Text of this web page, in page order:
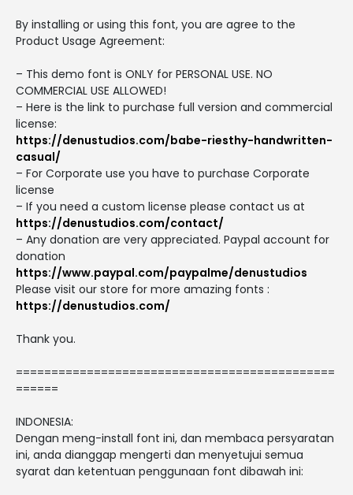
By installing or using this font, you are agree to the
Product Usage Agreement:
– This demo font is ONLY for PERSONAL USE. NO
COMMERCIAL USE ALLOWED!
– Here is the link to purchase full version and commercial
license:
https://denustudios.com/babe-riesthy-handwritten-
casual/
– For Corporate use you have to purchase Corporate
license
– If you need a custom license please contact us at
https://denustudios.com/contact/
– Any donation are very appreciated. Paypal account for
donation
https://www.paypal.com/paypalme/denustudios
Please visit our store for more amazing fonts :
https://denustudios.com/
Thank you.
=============================================
======
INDONESIA:
Dengan meng-install font ini, dan membaca persyaratan
ini, anda dianggap mengerti dan menyetujui semua
syarat dan ketentuan penggunaan font dibawah ini: